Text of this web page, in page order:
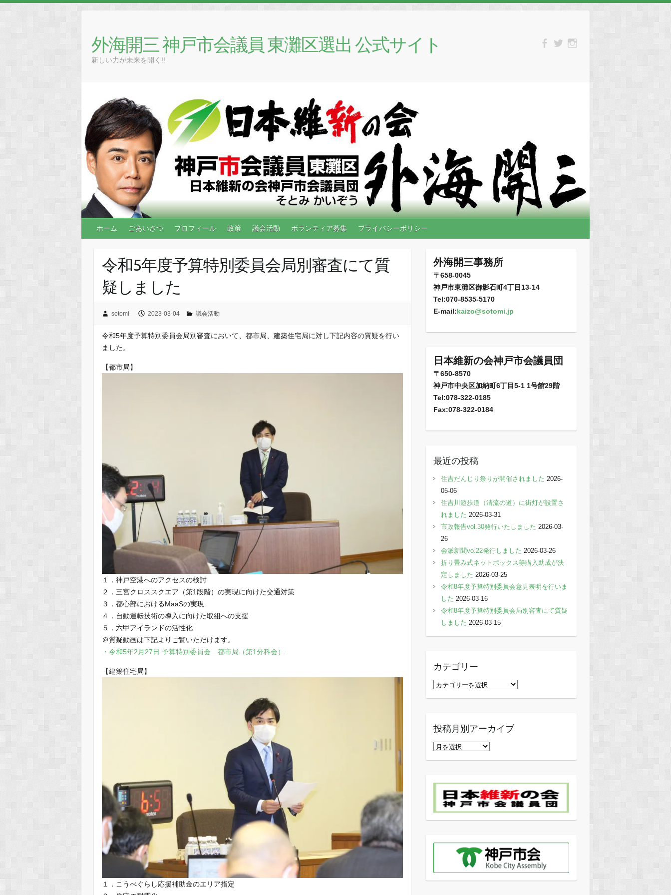
content
外海開三 神戸市会議員 東灘区選出 公式サイト
新しい力が未来を開く!!
ホーム ごあいさつ プロフィール 政策 議会活動 ボランティア募集 プライバシーポリシー
令和5年度予算特別委員会局別審査にて質
疑しました
sotomi 2023-03-04 議会活動
令和5年度予算特別委員会局別審査において、都市局、建築住宅局に対し下記内容の質疑を行い
ました。
【都市局】
１．神戸空港へのアクセスの検討
２．三宮クロススクエア（第1段階）の実現に向けた交通対策
３．都心部におけるMaaSの実現
４．自動運転技術の導入に向けた取組への支援
５．六甲アイランドの活性化
＠質疑動画は下記よりご覧いただけます。
・令和5年2月27日 予算特別委員会 都市局（第1分科会）
【建築住宅局】
１．こうべぐらし応援補助金のエリア指定
外海開三事務所
〒658-0045
神戸市東灘区御影石町4丁目13-14
Tel:070-8535-5170
E-mail:kaizo@sotomi.jp
日本維新の会神戸市会議員団
〒650-8570
神戸市中央区加納町6丁目5-1 1号館29階
Tel:078-322-0185
Fax:078-322-0184
最近の投稿
住吉だんじり祭りが開催されました 2026-
05-06
住吉川遊歩道（清流の道）に街灯が設置さ
れました 2026-03-31
市政報告vol.30発行いたしました 2026-03-
26
会派新聞vo.22発行しました 2026-03-26
折り畳み式ネットボックス等購入助成が決
定しました 2026-03-25
令和8年度予算特別委員会意見表明を行いま
した 2026-03-16
令和8年度予算特別委員会局別審査にて質疑
しました 2026-03-15
カテゴリー
カ
ー
投稿月別アーカイブ
投
別
ブ